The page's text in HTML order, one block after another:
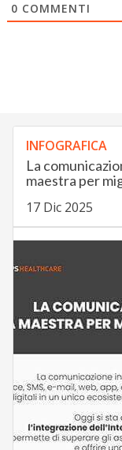
0 COMMENTI
INFOGRAFICA
La
maestra per
17 Dic 2025